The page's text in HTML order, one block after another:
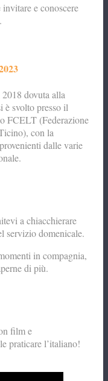
e conoscere
dovuta alla
è svolto presso il
FCELT (Federazione
con la
dalle varie
a chiacchierare
servizio domenicale.
in compagnia,
di più.
film e
praticare l’italiano!